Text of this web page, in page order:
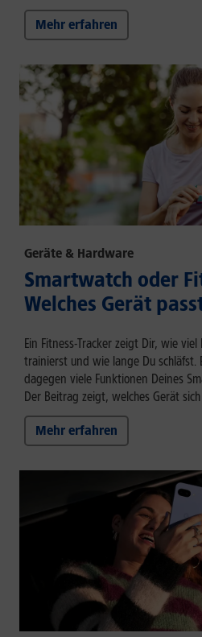
Mehr erfahren
Geräte & Hardware
Smartwatch oder
Welches Gerät
Ein Fitness-Tracker zeigt Dir, wie
trainierst und wie lange Du schläfst.
dagegen viele Funktionen Deines
Der Beitrag zeigt, welches Gerät
Mehr erfahren